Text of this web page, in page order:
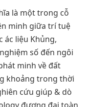
là một trong cỗ
minh giữa trí tuệ
ác liệu Khủng,
số đến ngôi
minh về đất
khoảng trong thời
cứu giúp & dò
đương đại toàn